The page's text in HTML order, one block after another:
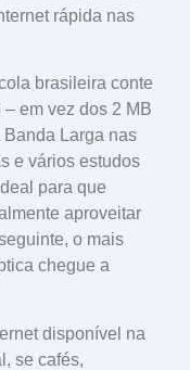
rápida nas
brasileira conte
em vez dos 2 MB
Larga nas
e vários estudos
para que
aproveitar
o mais
chegue a
disponível na
se cafés,